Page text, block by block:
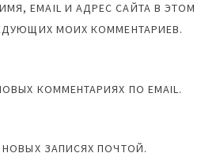
EMAIL И АДРЕС САЙТА В ЭТОМ
МОИХ КОММЕНТАРИЕВ.
КОММЕНТАРИЯХ ПО EMAIL.
ЗАПИСЯХ ПОЧТОЙ.